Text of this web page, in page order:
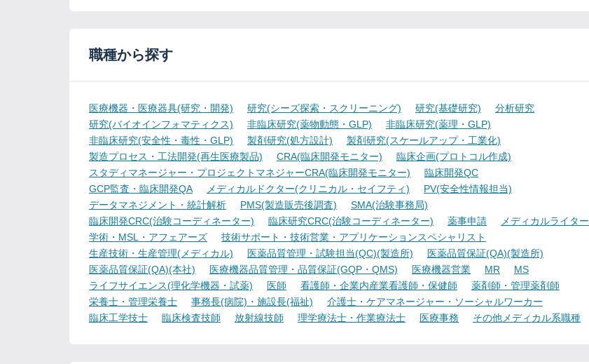
職種から探す
医療機器・医療器具(研究・開発) 研究(シーズ探索・スクリーニング) 研究(基礎研究)
分析研究
研究(バイオインフォマティクス)
非臨床研究(薬物動態・GLP)
非臨床研究(薬理・GLP)
非臨床研究(安全性・毒性・GLP)
製剤研究(処方設計)
製剤研究(スケールアップ・工業化)
製造プロセス・工法開発(再生医療製品)
CRA(臨床開発モニター)
臨床企画(プロトコル作成)
スタディマネージャー・プロジェクトマネジャーCRA(臨床開発モニター)
臨床開発QC
GCP監査・臨床開発QA
メディカルドクター(クリニカル・セイフティ)
PV(安全性情報担当)
データマネジメント・統計解析
PMS(製造販売後調査)
SMA(治験事務局)
臨床開発CRC(治験コーディネーター)
臨床研究CRC(治験コーディネーター) 薬事申請
メディカルライター
学術・MSL・アフェアーズ
技術サポート・技術営業・アプリケーションスペシャリスト
生産技術・生産管理(メディカル)
医薬品質管理・試験担当(QC)(製造所)
医薬品質保証(QA)(製造所)
医薬品質保証(QA)(本社)
医療機器品質管理・品質保証(GQP・QMS) 医療機器営業 MR
MS
ライフサイエンス(理化学機器・試薬)
医師 看護師・企業内産業看護師・保健師
薬剤師・管理薬剤師
栄養士・管理栄養士
事務長(病院)・施設長(福祉)
介護士・ケアマネージャー・ソーシャルワーカー
臨床工学技士
臨床検査技師 放射線技師 理学療法士・作業療法士 医療事務 その他メディカル系職種